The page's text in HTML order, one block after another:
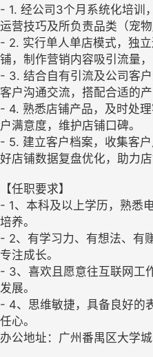
- 1. 经公司3个月系统化培训
运营技巧及所负责品类（宠
- 2. 实行单人单店模式，独
铺，制作营销内容吸引流量，
- 3. 结合自有引流及公司客
客户沟通交流，搭配合适的
- 4. 熟悉店铺产品，及时处
户满意度，维护店铺口碑。
- 5. 建立客户档案，收集客
好店铺数据复盘优化，助力店
【任职要求】
- 1、本科及以上学历，熟悉
培养。
- 2、有学习力、有想法、有
专注成长。
- 3、喜欢且愿意往互联网工
发展。
- 4、思维敏捷，具备良好的
任心。
办公地址：广州番禺区大学